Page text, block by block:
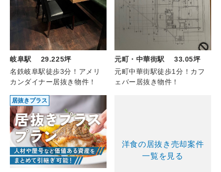
岐阜駅 29.225坪
名鉄岐阜駅徒歩3分！アメリ
カンダイナー居抜き物件！
元町・中華街駅 33.05坪
元町中華街駅徒歩1分！カフ
ェバー居抜き物件！
居抜きプラス
洋食の居抜き売却案件
一覧を見る